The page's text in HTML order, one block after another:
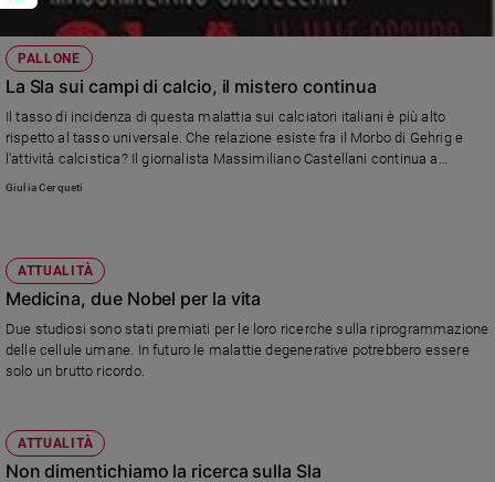
PALLONE
La Sla sui campi di calcio, il mistero continua
Il tasso di incidenza di questa malattia sui calciatori italiani è più alto
rispetto al tasso universale. Che relazione esiste fra il Morbo di Gehrig e
l'attività calcistica? Il giornalista Massimiliano Castellani continua a
indagare su questo tema con il libro-inchiesta "Sla. Il male oscuro del
Giulia Cerqueti
ATTUALITÀ
Medicina, due Nobel per la vita
Due studiosi sono stati premiati per le loro ricerche sulla riprogrammazione
delle cellule umane. In futuro le malattie degenerative potrebbero essere
solo un brutto ricordo.
ATTUALITÀ
Non dimentichiamo la ricerca sulla Sla